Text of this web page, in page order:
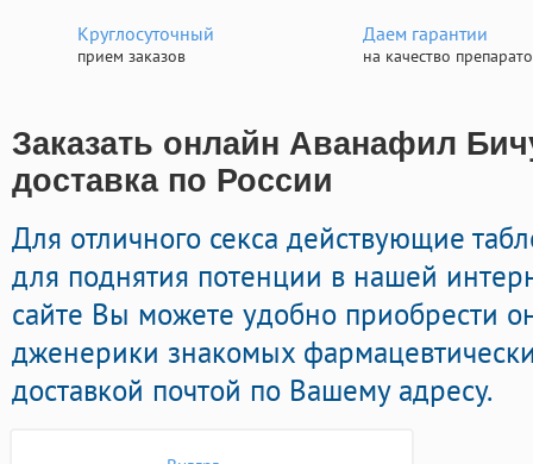
Круглосуточный
прием заказов
Даем гарантии
на качество
Заказать онлайн Аванафил
доставка по России
Для отличного секса действующие
для поднятия потенции в нашей
сайте Вы можете удобно приобрести
дженерики знакомых
доставкой почтой по Вашему адресу.